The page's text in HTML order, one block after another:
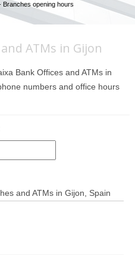
Branches opening hours
ATMs in Gijon
Bank Offices and ATMs in
numbers and office hours
and ATMs in Gijon, Spain